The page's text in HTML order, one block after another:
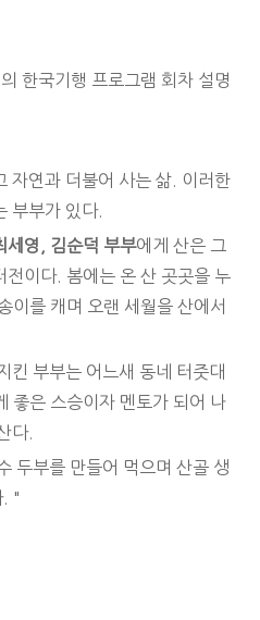
한국기행 프로그램 회차 설명
자연과 더불어 사는 삶. 이러한
부부가 있다.
세영 김순덕 부부에게 산은 그
전이다. 봄에는 온 산 곳곳을 누
이를 캐며 오랜 세월을 산에서
킨 부부는 어느새 동네 터줏대
좋은 스승이자 멘토가 되어 나
다.
두부를 만들어 먹으며 산골 생
. "